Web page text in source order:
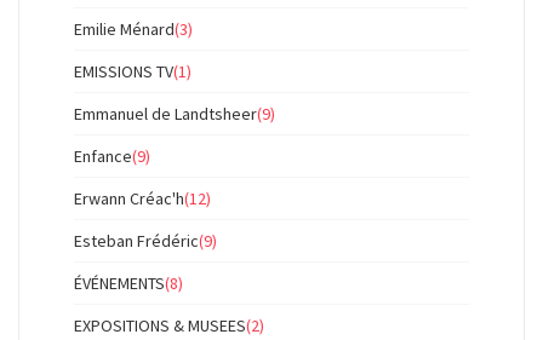
Emilie Ménard(3)
EMISSIONS TV(1)
Emmanuel de Landtsheer(9)
Enfance(9)
Erwann Créac'h(12)
Esteban Frédéric(9)
ÉVÉNEMENTS(8)
EXPOSITIONS & MUSEES(2)